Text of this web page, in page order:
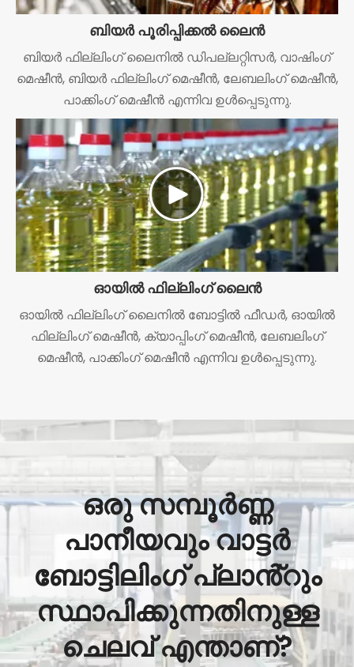
ബിയർ പൂരിപ്പിക്കൽ ലൈൻ
ബിയർ ഫില്ലിംഗ് ലൈനിൽ ഡിപല്ലറ്റിസർ, വാഷിംഗ്
മെഷീൻ, ബിയർ ഫില്ലിംഗ് മെഷീൻ, ലേബലിംഗ് മെഷീൻ,
പാക്കിംഗ് മെഷീൻ എന്നിവ ഉൾപ്പെടുന്നു.
ഓയിൽ ഫില്ലിംഗ് ലൈൻ
ഓയിൽ ഫില്ലിംഗ് ലൈനിൽ ബോട്ടിൽ ഫീഡർ, ഓയിൽ
ഫില്ലിംഗ് മെഷീൻ, ക്യാപ്പിംഗ് മെഷീൻ, ലേബലിംഗ്
മെഷീൻ, പാക്കിംഗ് മെഷീൻ എന്നിവ ഉൾപ്പെടുന്നു.
ഒരു സമ്പൂർണ്ണ
പാനീയവും വാട്ടർ
ബോട്ടിലിംഗ് പ്ലാൻ്റും
സ്ഥാപിക്കുന്നതിനുള്ള
ചെലവ് എന്താണ്?